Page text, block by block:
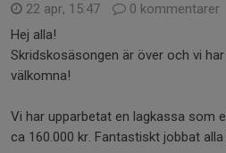
22 apr, 15:47
0 kommentarer
Hej alla!
Skridskosäsongen är över och vi
välkomna!
Vi har upparbetat en lagkassa som
ca 160.000 kr. Fantastiskt jobbat